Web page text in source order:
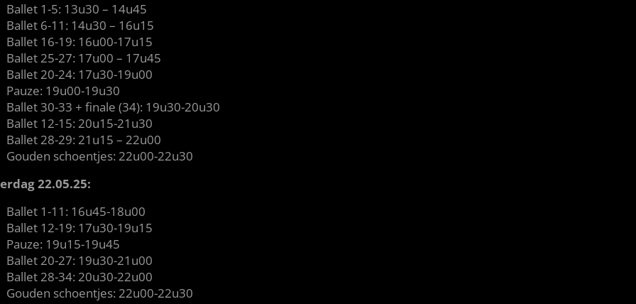
Ballet 1-5: 13u30 – 14u45
Ballet 6-11: 14u30 – 16u15
Ballet 16-19: 16u00-17u15
Ballet 25-27: 17u00 – 17u45
Ballet 20-24: 17u30-19u00
Pauze: 19u00-19u30
Ballet 30-33 + finale (34): 19u30-20u30
Ballet 12-15: 20u15-21u30
Ballet 28-29: 21u15 – 22u00
Gouden schoentjes: 22u00-22u30
22.05.25:
Ballet 1-11: 16u45-18u00
Ballet 12-19: 17u30-19u15
Pauze: 19u15-19u45
Ballet 20-27: 19u30-21u00
Ballet 28-34: 20u30-22u00
Gouden schoentjes: 22u00-22u30